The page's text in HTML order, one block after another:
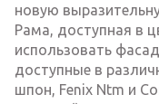
новую
Рама, доступная в
использовать
доступные в
шпон, Fenix ​​Ntm и